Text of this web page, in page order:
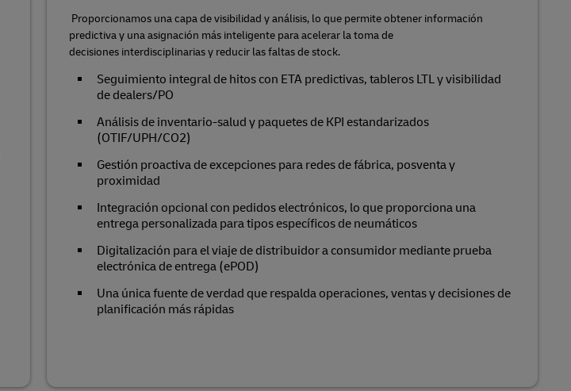
Proporcionamos una capa de visibilidad y análisis, lo que permite obtener información
predictiva y una asignación más inteligente para acelerar la toma de
decisiones interdisciplinarias y reducir las faltas de stock.
Seguimiento integral de hitos con ETA predictivas, tableros LTL y visibilidad
de dealers/PO
Análisis de inventario-salud y paquetes de KPI estandarizados
(OTIF/UPH/CO2)
Gestión proactiva de excepciones para redes de fábrica, posventa y
proximidad
Integración opcional con pedidos electrónicos, lo que proporciona una
entrega personalizada para tipos específicos de neumáticos
Digitalización para el viaje de distribuidor a consumidor mediante prueba
electrónica de entrega (ePOD)
Una única fuente de verdad que respalda operaciones, ventas y decisiones de
planificación más rápidas